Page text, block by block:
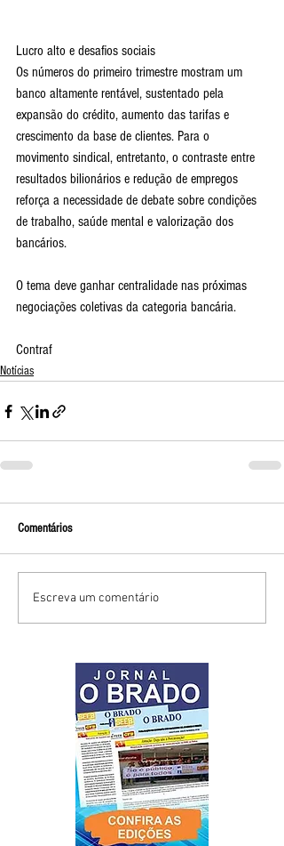
Lucro alto e desafios sociais
Os números do primeiro trimestre mostram um
banco altamente rentável, sustentado pela
expansão do crédito, aumento das tarifas e
crescimento da base de clientes. Para o
movimento sindical, entretanto, o contraste entre
resultados bilionários e redução de empregos
reforça a necessidade de debate sobre condições
de trabalho, saúde mental e valorização dos
bancários.
O tema deve ganhar centralidade nas próximas
negociações coletivas da categoria bancária.
Contraf
Notícias
Comentários
Escreva um comentário